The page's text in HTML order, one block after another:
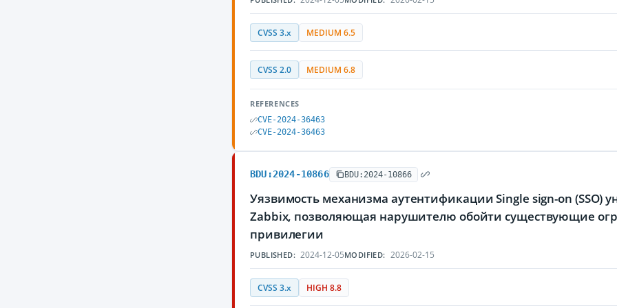
CVSS 3.x MEDIUM 6.5
CVSS 2.0 MEDIUM 6.8
REFERENCES
CVE-2024-36463
CVE-2024-36463
BDU:2024-10866 BDU:2024-10866
Уязвимость механизма аутентификации Single sign-on (SSO)
Zabbix, позволяющая нарушителю обойти существующие
привилегии
PUBLISHED: 2024-12-05MODIFIED: 2026-02-15
CVSS 3.x HIGH 8.8